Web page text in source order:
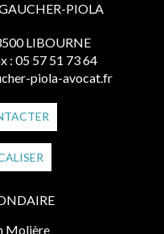
PIOLA
LIBOURNE
: 05 57 51 73 64
piola-avocat.fr
Molière